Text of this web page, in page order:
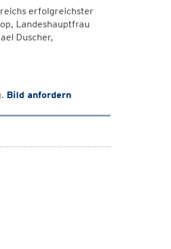
erfolgreichster
Landeshauptfrau
Duscher,
Bild anfordern